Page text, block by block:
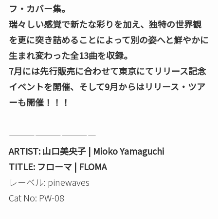
フ・カバー集。
瑞々しい感覚で新たな彩りを加え、独特の世界観
を更に突き詰めることによって別の姿へと鮮やかに
生まれ変わった全13曲を収録。
7月には先行販売に合わせて東京にてリリース記念
イベントを開催、そして9月からはリリース・ツア
ーも開催！！！
——————————
ARTIST: 山口美央子 | Mioko Yamaguchi
TITLE: フローマ | FLOMA
レーベル: pinewaves
Cat No: PW-08